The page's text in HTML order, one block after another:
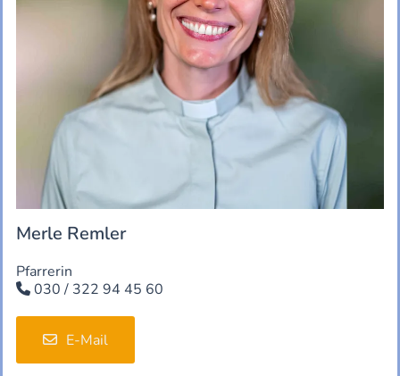
Merle Remler
Pfarrerin
 030 / 322 94 45 60
E-Mail